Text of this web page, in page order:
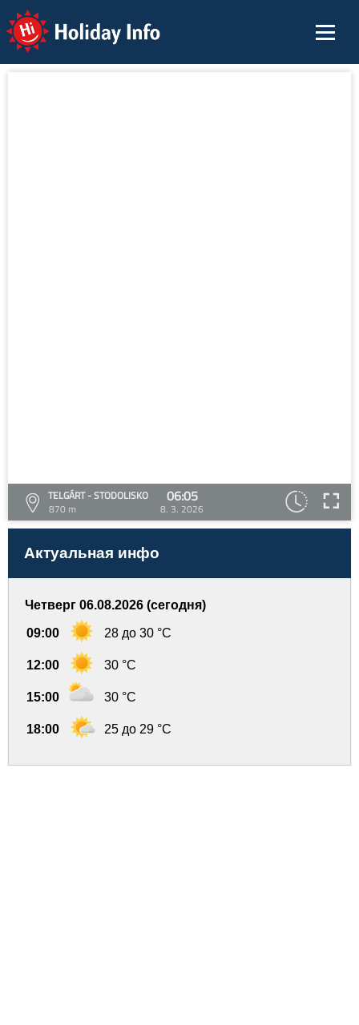
Holiday Info
TELGÁRT - STODOLISKO
870 m
06:05
8. 3. 2026
Актуальная инфо
Четверг 06.08.2026 (сегодня)
09:00 28 до 30 °C
12:00 30 °C
15:00 30 °C
18:00 25 до 29 °C